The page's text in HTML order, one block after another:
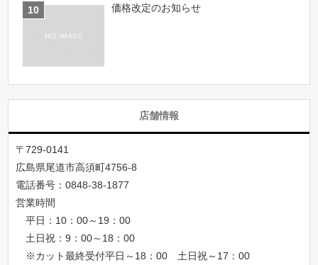
価格改定のお知らせ
店舗情報
〒729-0141
広島県尾道市高須町4756-8
電話番号：0848-38-1877
営業時間
平日：10：00～19：00
土日祝：9：00～18：00
※カット最終受付平日～18：00 土日祝～17：00